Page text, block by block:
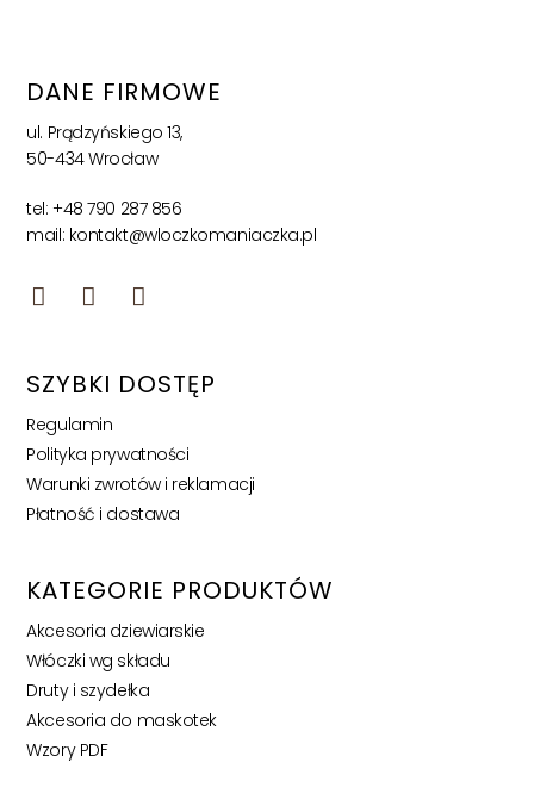
DANE FIRMOWE
ul. Prądzyńskiego 13,
50-434 Wrocław
tel: +48 790 287 856
mail: kontakt@wloczkomaniaczka.pl
SZYBKI DOSTĘP
Regulamin
Polityka prywatności
Warunki zwrotów i reklamacji
Płatność i dostawa
KATEGORIE PRODUKTÓW
Akcesoria dziewiarskie
Włóczki wg składu
Druty i szydełka
Akcesoria do maskotek
Wzory PDF